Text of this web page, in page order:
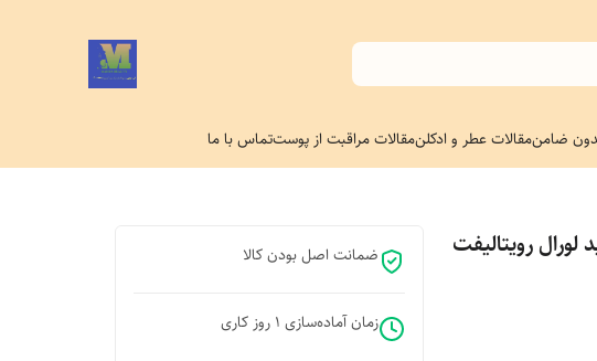
ضامنمقالات عطر و ادکلنمقالات مراقبت از پوستتماس با ما
رویتالیفت
ضمانت اصل بودن کالا
زمان آماده‌سازی 1 روز کاری